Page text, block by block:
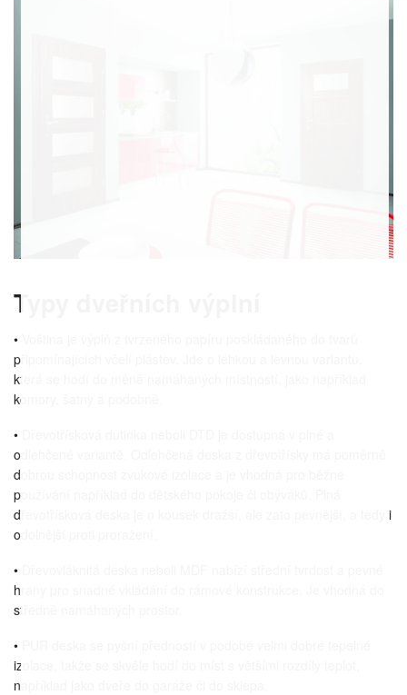
Typy dveřních výplní
• Voština je výplň z tvrzeného papíru poskládaného do tvarů
připomínajících včelí plástev. Jde o lehkou a levnou variantu,
která se hodí do méně namáhaných místností, jako například
komory, šatny a podobně.
• Dřevotřísková dutinka neboli DTD je dostupná v plné a
odlehčené variantě. Odlehčená deska z dřevotřísky má poměrně
dobrou schopnost zvukové izolace a je vhodná pro běžné
používání například do dětského pokoje či obýváků. Plná
dřevotřísková deska je o kousek dražší, ale zato pevnější, a tedy i
odolnější proti proražení.
• Dřevovláknitá deska neboli MDF nabízí střední tvrdost a pevné
hrany pro snadné vkládání do rámové konstrukce. Je vhodná do
středně namáhaných prostor.
• PUR deska se pyšní předností v podobě velmi dobré tepelné
izolace, takže se skvěle hodí do míst s většími rozdíly teplot,
například jako dveře do garáže či do sklepa.